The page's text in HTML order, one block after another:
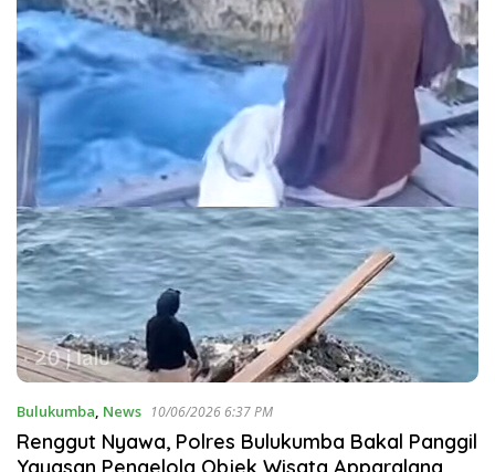
Bulukumba, News 10/06/2026 6:37 PM
Renggut Nyawa, Polres Bulukumba Bakal Panggil
Yayasan Pengelola Objek Wisata Apparalang